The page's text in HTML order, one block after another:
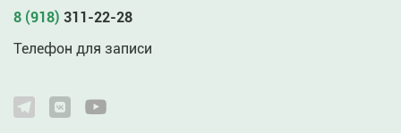
8 (918) 311-22-28
Телефон для записи